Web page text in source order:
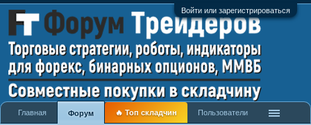
Войти или зарегистрироваться
Главная Форум 🔥 Топ складчин Пользователи